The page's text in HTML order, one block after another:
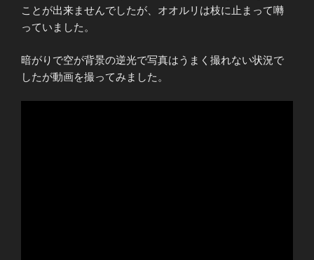
ことが出来ませんでしたが、オオルリは枝に止まって囀
っていました。
暗がりで空が背景の逆光で写真はうまく撮れない状況で
したが動画を撮ってみました。